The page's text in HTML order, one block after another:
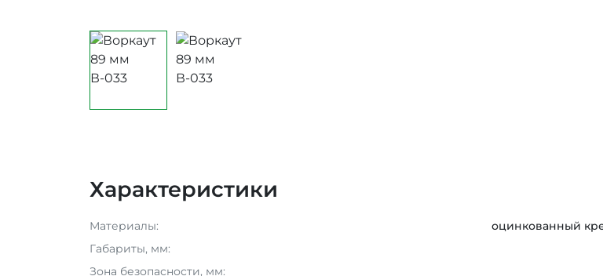
Характеристики
Материалы:
оцинкованный
Габариты, мм:
Зона безопасности, мм: